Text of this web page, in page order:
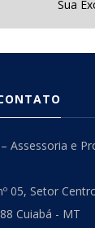
Sua
Assessoria e
05, Setor
Cuiabá - MT